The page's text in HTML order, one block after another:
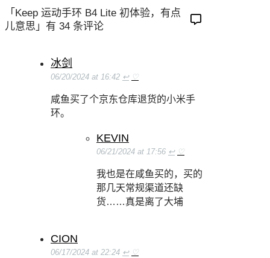
「Keep 运动手环 B4 Lite 初体验，有点
儿意思」有 34 条评论
冰剑
06/20/2024 at 16:42 ↩ ♡
咸鱼买了个京东仓库退货的小米手
环。
KEVIN
06/21/2024 at 17:56 ↩ ♡
我也是在咸鱼买的，买的
那几天常规渠道还缺
货……真是离了大埔
CION
06/17/2024 at 22:24 ↩ ♡